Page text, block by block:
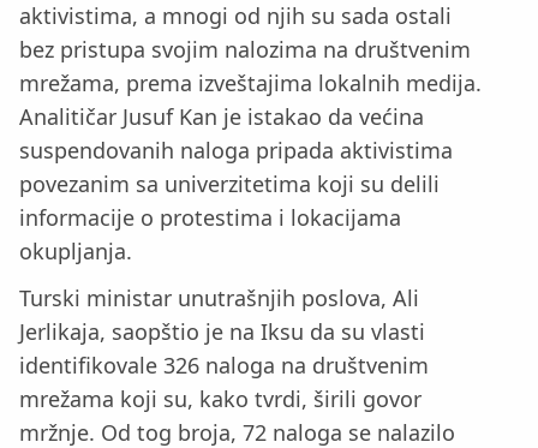
aktivistima, a mnogi od njih su sada ostali
bez pristupa svojim nalozima na društvenim
mrežama, prema izveštajima lokalnih medija.
Analitičar Jusuf Kan je istakao da većina
suspendovanih naloga pripada aktivistima
povezanim sa univerzitetima koji su delili
informacije o protestima i lokacijama
okupljanja.
Turski ministar unutrašnjih poslova, Ali
Jerlikaja, saopštio je na Iksu da su vlasti
identifikovale 326 naloga na društvenim
mrežama koji su, kako tvrdi, širili govor
mržnje. Od tog broja, 72 naloga se nalazilo